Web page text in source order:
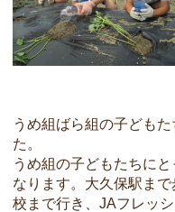
うめ組ばら組の子ども
た。
うめ組の子どもたちに
なります。大久保駅ま
校まで行き、JAフレッ